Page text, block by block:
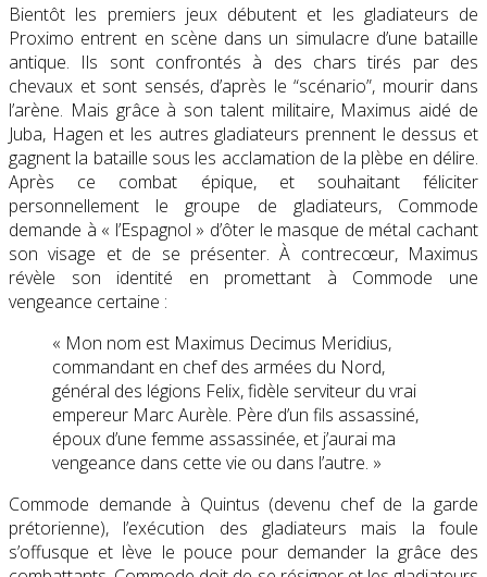
Bientôt les premiers jeux débutent et les gladiateurs de
Proximo entrent en scène dans un simulacre d’une bataille
antique. Ils sont confrontés à des chars tirés par des
chevaux et sont sensés, d’après le “scénario”, mourir dans
l’arène. Mais grâce à son talent militaire, Maximus aidé de
Juba, Hagen et les autres gladiateurs prennent le dessus et
gagnent la bataille sous les acclamation de la plèbe en délire.
Après ce combat épique, et souhaitant féliciter
personnellement le groupe de gladiateurs, Commode
demande à « l’Espagnol » d’ôter le masque de métal cachant
son visage et de se présenter. À contrecœur, Maximus
révèle son identité en promettant à Commode une
vengeance certaine :
« Mon nom est Maximus Decimus Meridius,
commandant en chef des armées du Nord,
général des légions Felix, fidèle serviteur du vrai
empereur Marc Aurèle. Père d’un fils assassiné,
époux d’une femme assassinée, et j’aurai ma
vengeance dans cette vie ou dans l’autre. »
Commode demande à Quintus (devenu chef de la garde
prétorienne), l’exécution des gladiateurs mais la foule
s’offusque et lève le pouce pour demander la grâce des